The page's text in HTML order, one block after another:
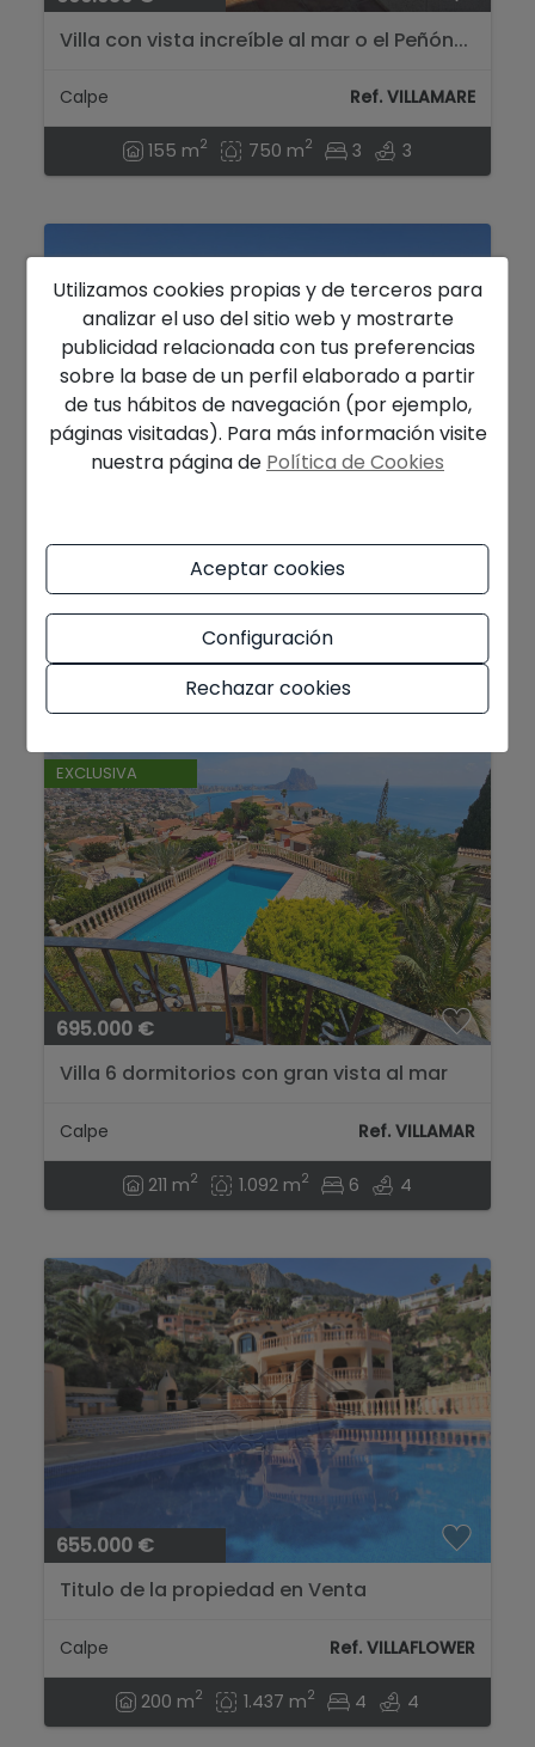
Villa con vista increíble al mar o el Peñón...
Calpe Ref. VILLAMARE
155 m2 750 m2 3 3
Villla con piscina privada y gran vista al
Calpe Ref. VILLAHERMOSA
184 m2 744 m2 4 3
EXCLUSIVA
695.000 €
Villa 6 dormitorios con gran vista al mar
Calpe Ref. VILLAMAR
211 m2 1.092 m2 6 4
655.000 €
Titulo de la propiedad en Venta
Calpe Ref. VILLAFLOWER
200 m2 1.437 m2 4 4
Utilizamos cookies propias y de terceros para
analizar el uso del sitio web y mostrarte
publicidad relacionada con tus preferencias
sobre la base de un perfil elaborado a partir
de tus hábitos de navegación (por ejemplo,
páginas visitadas). Para más información visite
nuestra página de Política de Cookies
Aceptar cookies
Configuración
Rechazar cookies